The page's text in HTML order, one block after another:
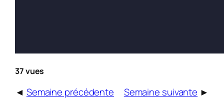
37 vues
◄ Semaine précédente Semaine suivante ►